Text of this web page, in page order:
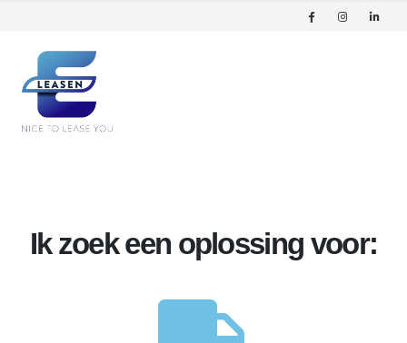
Ik zoek een oplossing voor: